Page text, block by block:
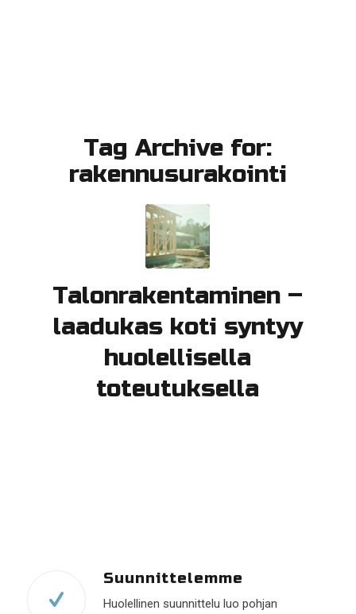
Tag Archive for:
rakennusurakointi
Talonrakentaminen –
laadukas koti syntyy
huolellisella
toteutuksella
Suunnittelemme
Huolellinen suunnittelu luo pohjan